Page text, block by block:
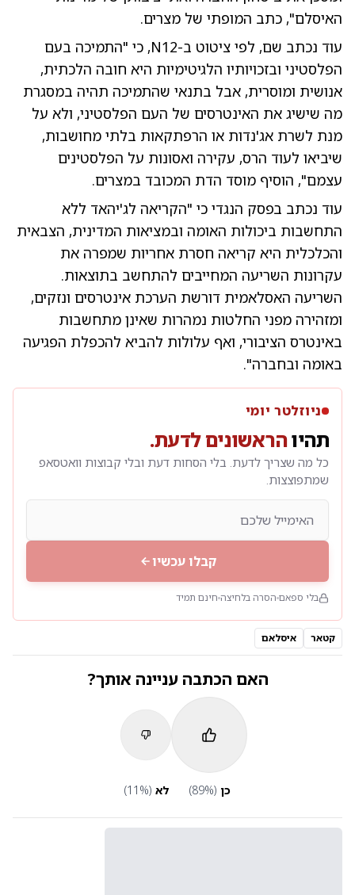
האיסלם", כתב המופתי של מצרים.
עוד נכתב שם, לפי ציטוט ב-N12, כי "התמיכה בעם
הפלסטיני ובזכויותיו הלגיטימיות היא חובה הלכתית,
אנושית ומוסרית, אבל בתנאי שהתמיכה תהיה במסגרת
מה שישיג את האינטרסים של העם הפלסטיני, ולא על
מנת לשרת אג'נדות או הרפתקאות בלתי מחושבות,
שיביאו לעוד הרס, עקירה ואסונות על הפלסטינים
עצמם", הוסיף מוסד הדת המכובד במצרים.
עוד נכתב בפסק הנגדי כי "הקריאה לג'יהאד ללא
התחשבות ביכולות האומה ובמציאות המדינית, הצבאית
והכלכלית היא קריאה חסרת אחריות שמפרה את
עקרונות השריעה המחייבים להתחשב בתוצאות.
השריעה האסלאמית דורשת הערכת אינטרסים ונזקים,
ומזהירה מפני החלטות נמהרות שאינן מתחשבות
באינטרס הציבורי, ואף עלולות להביא להכפלת הפגיעה
באומה ובחברה".
ניוזלטר יומי
תהיוהראשונים לדעת.
כל מה שצריך לדעת. בלי הסחות דעת ובלי קבוצות וואטסאפ
שמתפוצצות.
קבלו עכשיו
בלי ספאם הסרה בלחיצה חינם תמיד
קטאר איסלאם
האם הכתבה עניינה אותך?
כן (
89%) לא (
11 %)